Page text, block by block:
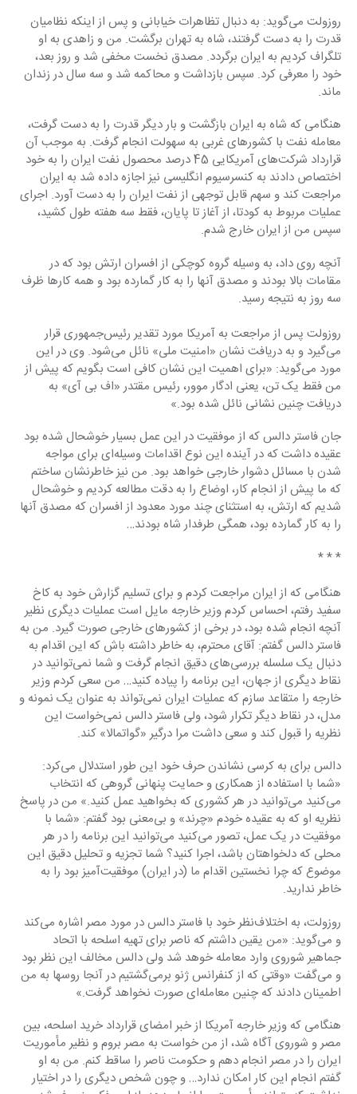
روزولت می‌گوید: به دنبال تظاهرات خیابانی و پس از اینکه نظامیان
قدرت را به دست گرفتند، شاه به ‏تهران برگشت. من و زاهدی به او
تلگراف کردیم به ایران برگردد. مصدق نخست مخفی شد و روز بعد،
‏خود را معرفی کرد. سپس بازداشت و محاکمه شد و سه سال در زندان
ماند.‏
هنگامی که شاه به ایران بازگشت و بار دیگر قدرت را به دست گرفت،
معامله نفت با کشورهای غربی به ‏سهولت انجام گرفت. به موجب آن
قرارداد شرکت‌های آمریکایی 45 درصد محصول نفت ایران را به خود
‏اختصاص دادند به کنسرسیوم انگلیسی نیز اجازه داده شد به ایران
مراجعت کند و سهم قابل توجهی از ‏نفت ایران را به دست آورد. اجرای
عملیات مربوط به کودتا، از آغاز تا پایان، فقط سه هفته طول کشید،
‏سپس من از ایران خارج شدم.‏
آنچه روی داد، به وسیله گروه کوچکی از افسران ارتش بود که در
مقامات بالا بودند و مصدق آنها را به ‏کار گمارده بود و همه کارها ظرف
سه روز به نتیجه رسید.‏
روزولت پس از مراجعت به آمریکا مورد تقدیر رئیس‌جمهوری قرار
می‌گیرد و به دریافت نشان «امنیت ‏ملی» نائل می‌شود. وی در این
مورد می‌گوید: «برای اهمیت این نشان کافی است بگویم که پیش از
من ‏فقط یک تن، یعنی ادگار موور، رئیس مقتدر «اف بی آی» به
دریافت چنین نشانی نائل شده بود.»‏
جان فاستر دالس که از موفقیت در این عمل بسیار خوشحال شده بود
عقیده داشت که در آینده این نوع ‏اقدامات وسیله‌ای برای مواجه
شدن با مسائل دشوار خارجی خواهد بود. من نیز خاطرنشان ساختم
که ما ‏پیش از انجام کار، اوضاع را به دقت مطالعه کردیم و خوشحال
شدیم که ارتش، به استثنای چند مورد ‏معدود از افسران که مصدق آنها
را به کار گمارده بود، همگی طرفدار شاه بودند…‏
‏* * *‏
هنگامی که از ایران مراجعت کردم و برای تسلیم گزارش خود به کاخ
سفید رفتم، احساس کردم وزیر ‏خارجه مایل است عملیات دیگری نظیر
آنچه انجام شده بود، در برخی از کشورهای خارجی صورت ‏گیرد. من به
فاستر دالس گفتم: آقای محترم، به خاطر داشته باش که این اقدام به
دنبال یک سلسله ‏بررسی‌های دقیق انجام گرفت و شما نمی‌توانید در
نقاط دیگری از جهان، این برنامه را پیاده کنید… من ‏سعی کردم وزیر
خارجه را متقاعد سازم که عملیات ایران نمی‌تواند به عنوان یک نمونه و
مدل، در نقاط ‏دیگر تکرار شود، ولی فاستر دالس نمی‌خواست این
نظریه را قبول کند و سعی داشت مرا درگیر «گواتمالا» ‏کند.‏
دالس برای به کرسی نشاندن حرف خود این طور استدلال می‌کرد:
«شما با استفاده از همکاری و حمایت ‏پنهانی گروهی که انتخاب
می‌کنید می‌توانید در هر کشوری که بخواهید عمل کنید.» من در پاسخ
نظریه او ‏که به عقیده خودم «چرند» و بی‌معنی بود گفتم: «شما با
موفقیت در یک عمل، تصور می‌کنید می‌توانید این ‏برنامه را در هر
محلی که دلخواهتان باشد، اجرا کنید؟ شما تجزیه و تحلیل دقیق این
موضوع که چرا ‏نخستین اقدام ما (در ایران) موفقیت‌آمیز بود را به
خاطر ندارید.‏
روزولت، به اختلاف‌نظر خود با فاستر دالس در مورد مصر اشاره می‌کند
و می‌گوید: «من یقین داشتم که ‏ناصر برای تهیه اسلحه با اتحاد
جماهیر شوروی وارد معامله خوهد شد ولی دالس مخالف این نظر بود
و ‏می‌گفت «وقتی که از کنفرانس ژنو برمی‌گشتیم در آنجا روسها به من
اطمینان دادند که چنین معامله‌ای ‏صورت نخواهد گرفت.»‏
هنگامی که وزیر خارجه آمریکا از خبر امضای قرارداد خرید اسلحه، بین
مصر و شوروی آگاه شد، از من ‏خواست به مصر بروم و نظیر مأموریت
ایران را در مصر انجام دهم و حکومت ناصر را ساقط کنم. من به ‏او
گفتم انجام این کار امکان ندارد… و چون شخص دیگری را در اختیار